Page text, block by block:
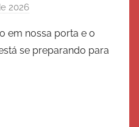
2026
r
E
em nossa porta e o
se preparando para